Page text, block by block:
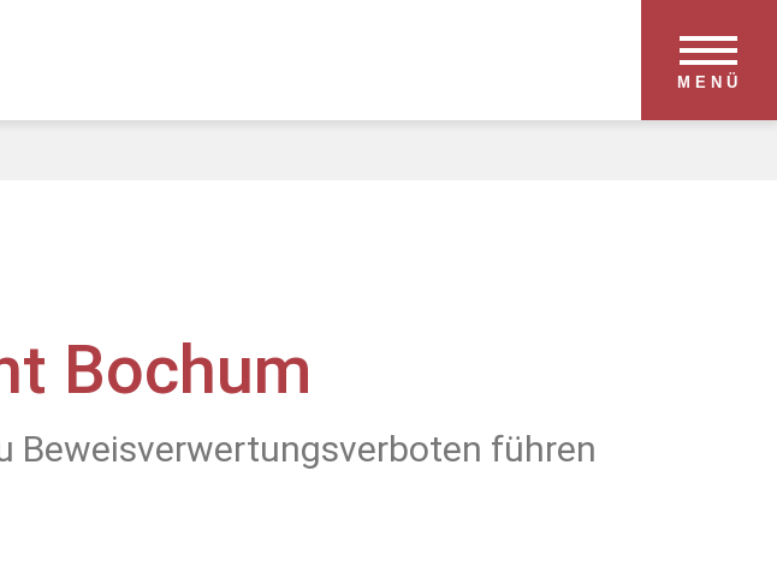
MENÜ
Bochum
Beweisverwertungsverboten führen